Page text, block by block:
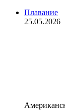
Плавание
25.05.2026